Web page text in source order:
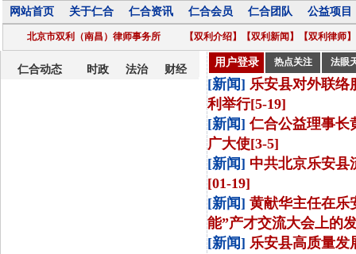
网站首页 关于仁合 仁合资讯 仁合会员 仁合团队 公益项目
北京市双利（南昌）律师事务所 【双利介绍】 【双利新闻】 【双利律师】
仁合动态 时政 法治 财经
用户登录 热点关注 法眼
[新闻] 乐安县对外联络
利举行[5-19]
[新闻] 仁合公益理事长
广大使[3-5]
[新闻] 中共北京乐安县
[01-19]
[新闻] 黄献华主任在乐
能”产才交流大会上的
[新闻] 乐安县高质量发